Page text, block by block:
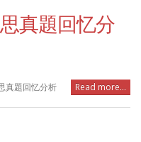
真題回忆分
真題回忆分析 Read more...